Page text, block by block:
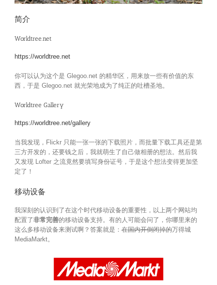
简介
Worldtree.net
https://worldtree.net
你可以认为这个是 Glegoo.net 的精华区，用来放一些有价值的东
西，于是 Glegoo.net 就光荣地成为了纯正的吐槽圣地。
Worldtree Gallery
https://worldtree.net/gallery
当我发现，Flickr 只能一张一张的下载照片，而批量下载工具还是第
三方开发的，还要钱之后，我就萌生了自己做相册的想法。然后我
又发现 Lofter 之流竟然要填写身份证号，于是这个想法变得更加坚
定了！
移动设备
我深刻的认识到了在这个时代移动设备的重要性，以上两个网站均
配置了非常完善的移动设备支持。有的人可能会问了，你哪里来的
这么多移动设备来测试啊？答案就是： 在国内开倒闭掉的万得城
MediaMarkt。